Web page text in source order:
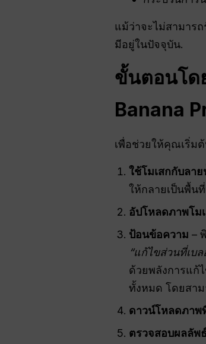
แม้ว่าจะไม่สามาร
มีอยู่ในปัจจุบัน.
ขั้นตอนโด
Banana
เพื่อช่วยให้คุณเริ่ม
ใช้โมเสกกับลาย
ให้กลายเป็นพื้นที่
อัปโหลดภาพโม
ป้อนข้อความ –
“แก้ไขส่วนที่เบ
ด้วยพลังการแก้
ทั้งหมด โดยสา
ดาวน์โหลดภาพ
ตรวจสอบผลลัพธ์